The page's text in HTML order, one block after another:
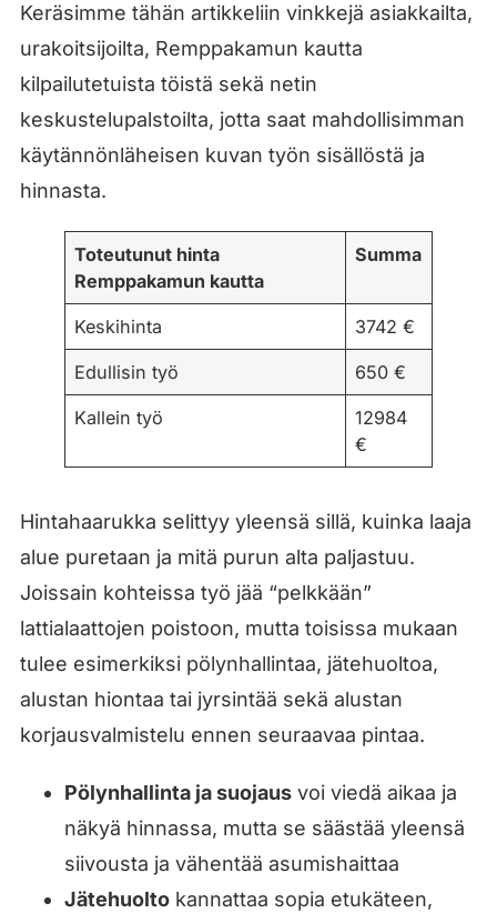
Keräsimme tähän artikkeliin vinkkejä asiakkailta,
urakoitsijoilta, Remppakamun kautta
kilpailutetuista töistä sekä netin
keskustelupalstoilta, jotta saat mahdollisimman
käytännönläheisen kuvan työn sisällöstä ja
hinnasta.
Toteutunut hinta
Remppakamun kautta
Summa
Keskihinta 3742 €
Edullisin työ 650 €
Kallein työ
12984
€
Hintahaarukka selittyy yleensä sillä, kuinka laaja
alue puretaan ja mitä purun alta paljastuu.
Joissain kohteissa työ jää “pelkkään”
lattialaattojen poistoon, mutta toisissa mukaan
tulee esimerkiksi pölynhallintaa, jätehuoltoa,
alustan hiontaa tai jyrsintää sekä alustan
korjausvalmistelu ennen seuraavaa pintaa.
Pölynhallinta ja suojausvoi viedä aikaa ja
näkyä hinnassa, mutta se säästää yleensä
siivousta ja vähentää asumishaittaa
Jätehuoltokannattaa sopia etukäteen,